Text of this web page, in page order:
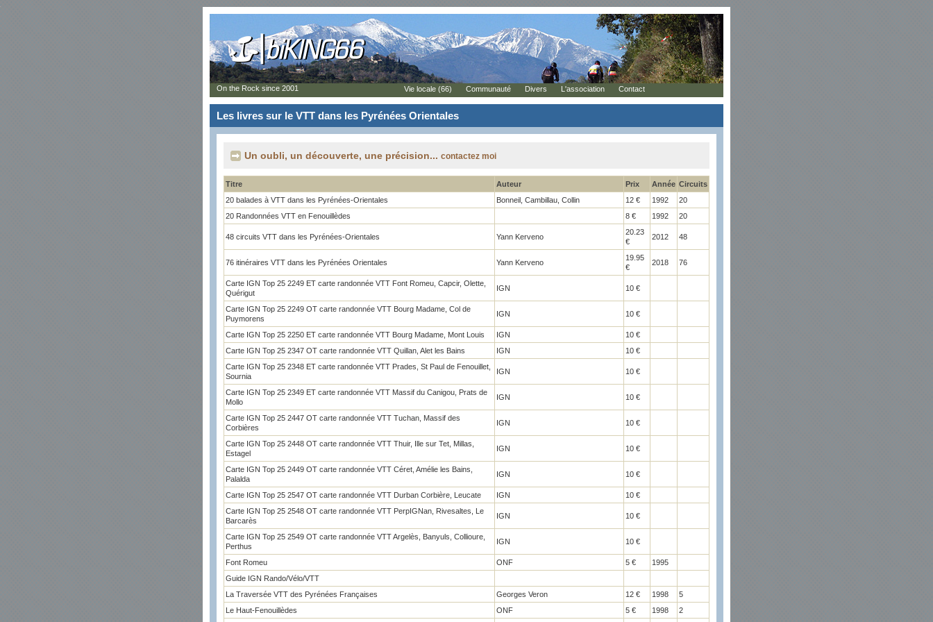
Les livres sur le VTT dans les Pyrénées Orientales
Un oubli, un découverte, une précision... contactez moi
Titre Auteur Prix Année Circuits
20 balades à VTT dans les Pyrénées-Orientales
Bonneil, Cambillau, Collin 12 € 1992
20
20 Randonnées VTT en Fenouillèdes
8 € 1992 20
48 circuits VTT dans les Pyrénées-Orientales Yann Kerveno
20.23
€
2012 48
76 itinéraires VTT dans les Pyrénées Orientales Yann Kerveno
19.95
€
2018 76
Carte IGN Top 25 2249 ET carte randonnée VTT Font Romeu, Capcir, Olette,
Quérigut
IGN 10 €
Carte IGN Top 25 2249 OT carte randonnée VTT Bourg Madame, Col de
Puymorens
IGN 10 €
Carte IGN Top 25 2250 ET carte randonnée VTT Bourg Madame, Mont Louis IGN
10 €
Carte IGN Top 25 2347 OT carte randonnée VTT Quillan, Alet les Bains
IGN
10 €
Carte IGN Top 25 2348 ET carte randonnée VTT Prades, St Paul de Fenouillet,
Sournia
IGN 10 €
Carte IGN Top 25 2349 ET carte randonnée VTT Massif du Canigou, Prats de
Mollo
IGN 10 €
Carte IGN Top 25 2447 OT carte randonnée VTT Tuchan, Massif des
Corbières
IGN 10 €
Carte IGN Top 25 2448 OT carte randonnée VTT Thuir, Ille sur Tet, Millas,
Estagel
IGN 10 €
Carte IGN Top 25 2449 OT carte randonnée VTT Céret, Amélie les Bains,
Palalda
IGN 10 €
Carte IGN Top 25 2547 OT carte randonnée VTT Durban Corbière, Leucate IGN
10 €
Carte IGN Top 25 2548 OT carte randonnée VTT PerpIGNan, Rivesaltes, Le
Barcarès
IGN 10 €
Carte IGN Top 25 2549 OT carte randonnée VTT Argelès, Banyuls, Collioure,
Perthus
IGN 10 €
Font Romeu ONF 5 €
1995
Guide IGN Rando/Vélo/VTT
La Traversée VTT des Pyrénées Françaises
Georges Veron 12 € 1998
5
Le Haut-Fenouillèdes
ONF 5 € 1998 2
On the Rock since 2001 Vie locale (66) Communauté Divers L'association Contact